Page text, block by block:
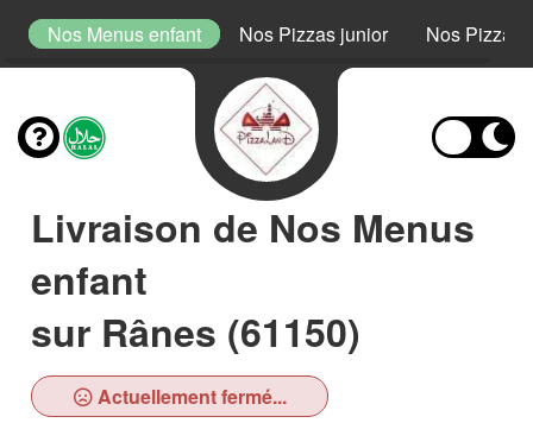
Nos Menus enfant Nos Pizzas junior Nos Pizzas
Livraison de Nos Menus
enfant
sur Rânes (61150)
Actuellement fermé...